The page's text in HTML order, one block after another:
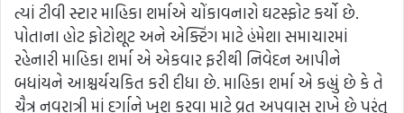
ત્યાં ટીવી સ્ટાર માહિકા શર્માએ ચોંકાવનારો ઘટસ્ફોટ કર્યો છે.
પોતાના હોટ ફોટોશૂટ અને એક્ટિંગ માટે હંમેશા સમાચારમાં
રહેનારી માહિકા શર્મા એ એકવાર ફરીથી નિવેદન આપીને
બધાંયને આશ્ચર્યચકિત કરી દીધા છે. માહિકા શર્મા એ કહ્યું છે કે તે
ચૈત્ર નવરાત્રી માં દુર્ગાને ખુશ કરવા માટે વ્રત અપવાસ રાખે છે પરંતુ